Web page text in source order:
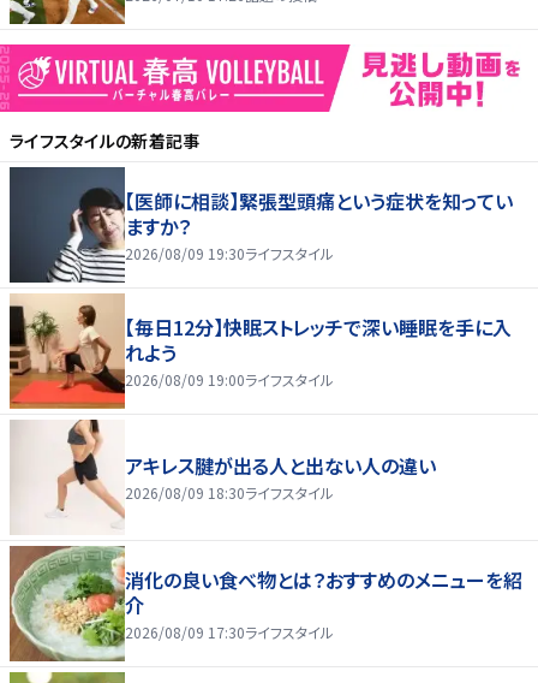
ライフスタイルの新着記事
【医師に相談】緊張型頭痛という症状を知ってい
ますか？
2026/08/09 19:30ライフスタイル
【毎日12分】快眠ストレッチで深い睡眠を手に入
れよう
2026/08/09 19:00ライフスタイル
アキレス腱が出る人と出ない人の違い
2026/08/09 18:30ライフスタイル
消化の良い食べ物とは？おすすめのメニューを紹
介
2026/08/09 17:30ライフスタイル